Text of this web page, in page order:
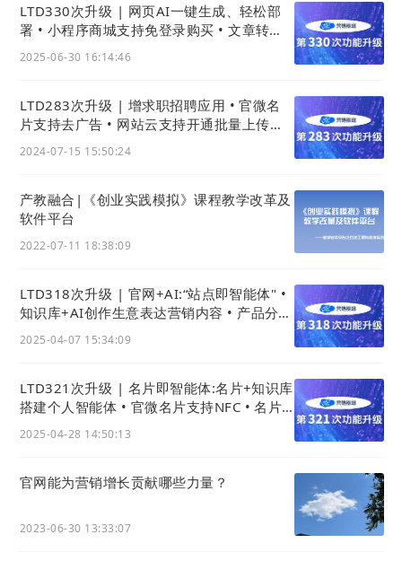
本周的模版更新介绍就到这里啦！查看更多模版样式
点击链接访问：https://wei.ltd.com/muban
LTD330次升级 | 网页AI一键生成、轻松部
署 • 小程序商城支持免登录购买 • 文章转发
2025-06-30 16:14:46
LTD283次升级 | 增求职招聘应用 • 官微名
片支持去广告 • 网站云支持开通批量上传与
2024-07-15 15:50:24
产教融合|《创业实践模拟》课程教学改革及
软件平台
2022-07-11 18:38:09
LTD318次升级 | 官网+AI:“站点即智能体" •
知识库+AI创作生意表达营销内容 • 产品分类
2025-04-07 15:34:09
LTD321次升级 | 名片即智能体:名片+知识库
搭建个人智能体 • 官微名片支持NFC • 名片
2025-04-28 14:50:13
官网能为营销增长贡献哪些力量？
2023-06-30 13:33:07